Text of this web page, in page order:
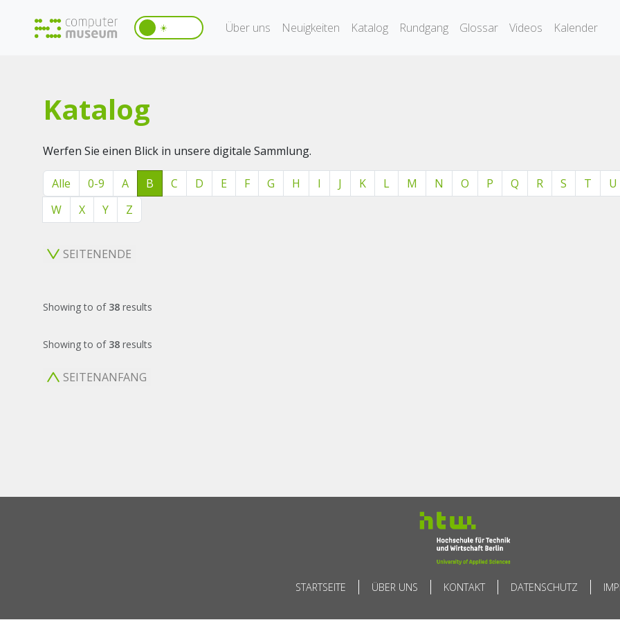
☀️ Über uns Neuigkeiten Katalog Rundgang Glossar Videos Kalender
Katalog
Werfen Sie einen Blick in unsere digitale Sammlung.
Alle 0-9 A B C D E F G H I J K L M N O P Q R S T U
W
X Y Z
SEITENENDE
Showingto of 38 results
Showingto of 38 results
SEITENANFANG
STARTSEITE ÜBER UNS KONTAKT DATENSCHUTZ